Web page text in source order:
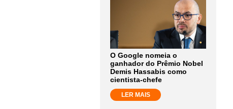
O Google nomeia o
ganhador do Prêmio Nobel
Demis Hassabis como
cientista-chefe
LER MAIS